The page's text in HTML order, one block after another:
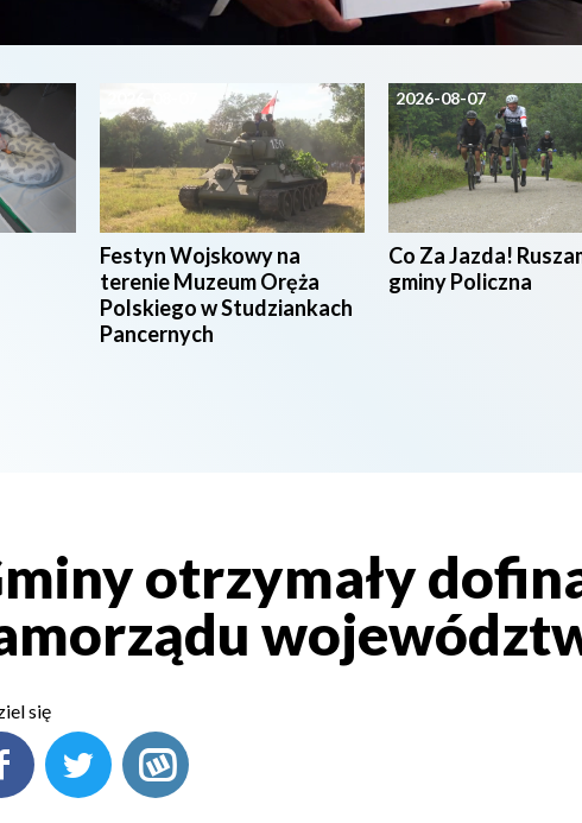
Festyn Wojskowy na
terenie Muzeum Oręża
Polskiego w Studziankach
Pancernych
2026-08-07
Co Za Jazda!
gminy Policzna
otrzymały
się